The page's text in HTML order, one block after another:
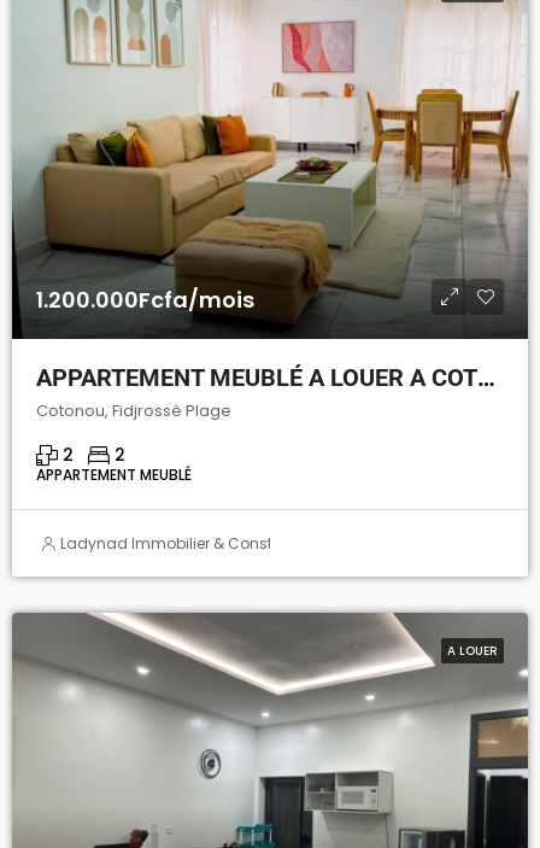
1.200.000Fcfa/mois
APPARTEMENT MEUBLÉ A LOUER A COTONOU FIDJROSSÈ PLAGE
Cotonou, Fidjrossè Plage
2 2
APPARTEMENT MEUBLÉ
Ladynad Immobilier & Construction
A LOUER